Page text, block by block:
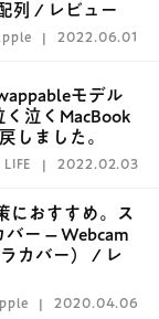
列 / レビュー
2022.06.01
モデル
く泣くMacBook
しました。
LIFE 2022.02.03
におすすめ。ス
バー – Webcam
カバー） / レ
2020.04.06